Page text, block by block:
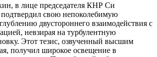
в лице председателя КНР Си
свою непоколебимую
двустороннего взаимодействия с
невзирая на турбулентную
Этот тезис, озвученный высшим
получил широкое освещение в